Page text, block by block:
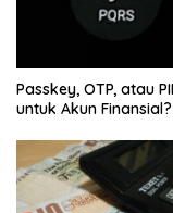
Passkey, OTP, atau
untuk Akun Finansial?